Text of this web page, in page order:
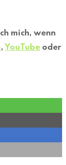
mich, wenn
, YouTube oder